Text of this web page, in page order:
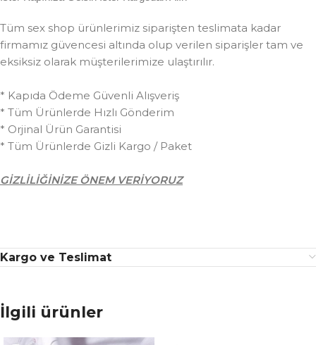
Tüm sex shop ürünlerimiz siparişten teslimata kadar
firmamız güvencesi altında olup verilen siparişler tam ve
eksiksiz olarak müşterilerimize ulaştırılır.
* Kapıda Ödeme Güvenli Alışveriş
* Tüm Ürünlerde Hızlı Gönderim
* Orjinal Ürün Garantisi
* Tüm Ürünlerde Gizli Kargo / Paket
GİZLİLİĞİNİZE ÖNEM VERİYORUZ
Kargo ve Teslimat
İlgili ürünler